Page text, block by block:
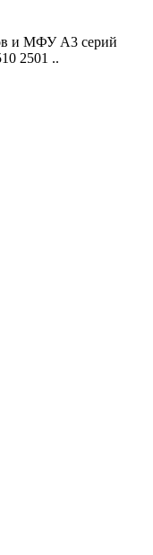
и МФУ A3 серий
2501 ..